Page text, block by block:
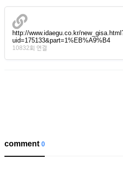
http://www.idaegu.co.kr/
uid=175133&part=1%EB%A9%B4
10832회 연결
comment0